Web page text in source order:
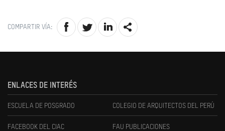
COMPARTIR VÍA:
ENLACES DE INTERÉS
ESCUELA DE POSGRADO COLEGIO DE ARQUITECTOS DEL PERÚ
FACEBOOK DEL CIAC FAU PUBLICACIONES